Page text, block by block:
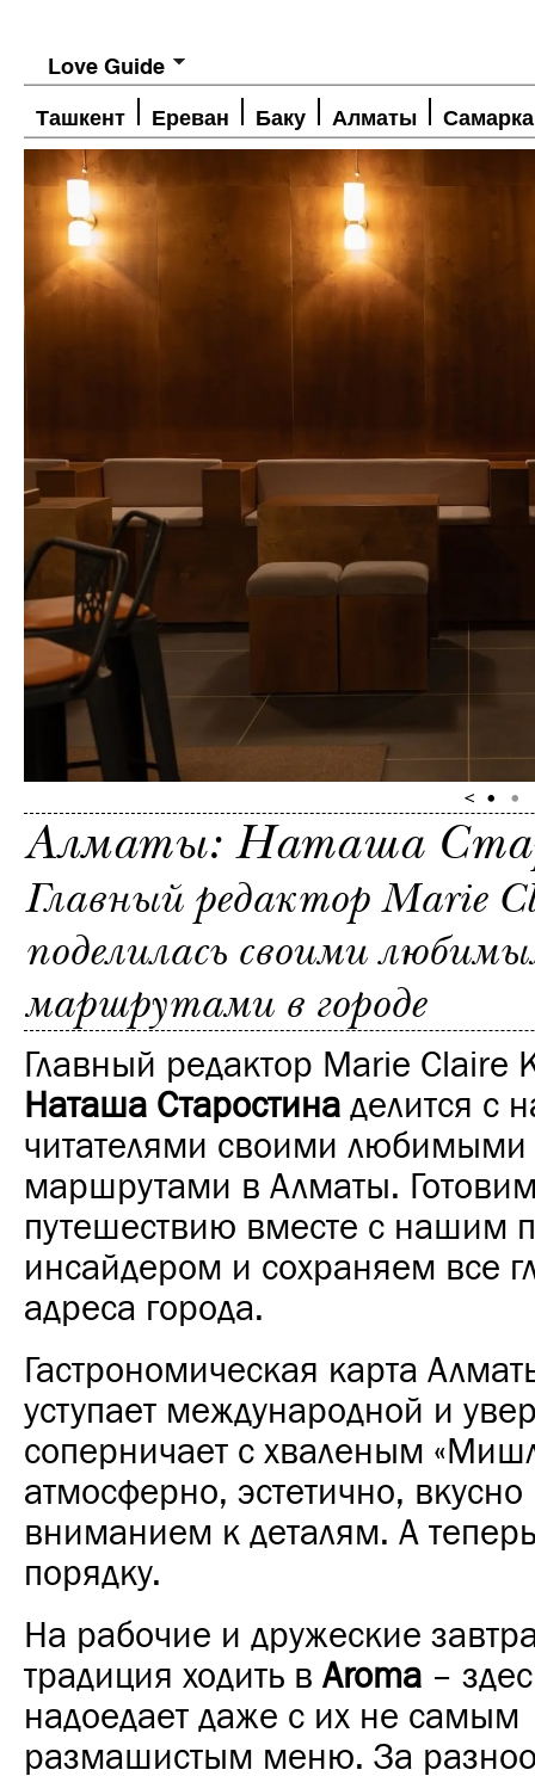
Love Guide
Ташкент Ереван Баку Алматы
Алматы: Наташа
Главный редактор Marie
поделилась своими
маршрутами в городе
Главный редактор Marie Claire
Наташа Старостина делится с
читателями своими
маршрутами в Алматы.
путешествию вместе с нашим
инсайдером и сохраняем все
адреса города.
Гастрономическая карта
уступает международной и
соперничает с хваленым
атмосферно, эстетично, вкусно
вниманием к деталям. А
порядку.
На рабочие и дружеские
традиция ходить в Aroma –
надоедает даже с их не самым
размашистым меню. За